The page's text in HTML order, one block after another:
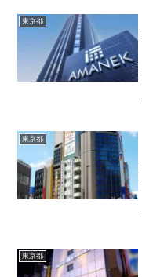
東京都
東京都
東京都